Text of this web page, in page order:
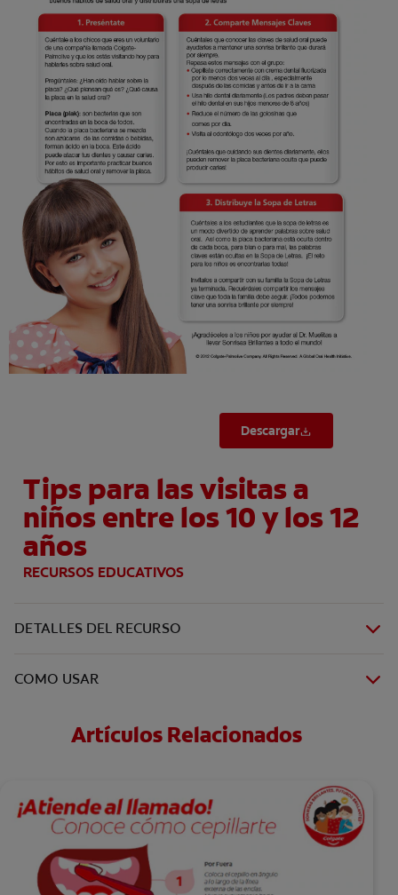
CHEQUEO DE SALUD BUCAL
SELECCIÓN DE PRODUCTOS
CUPONES
DÓNDE COMPRAR
BO (ES)
SUSCRÍBETE
Descargar
Tips para las visitas a
niños entre los 10 y los 12
años
RECURSOS EDUCATIVOS
DETALLES DEL RECURSO
COMO USAR
Artículos Relacionados